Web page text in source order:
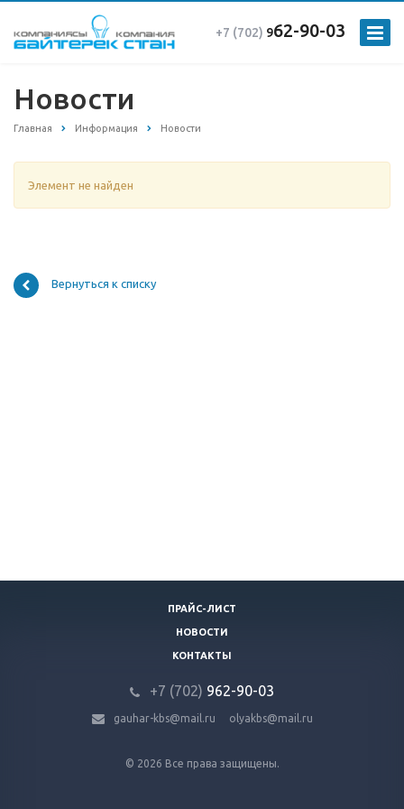
+7 (702) 962-90-03
Новости
Главная Информация Новости
Элемент не найден
Вернуться к списку
ПРАЙС-ЛИСТ
НОВОСТИ
КОНТАКТЫ
+7 (702) 962-90-03
gauhar-kbs@mail.ru olyakbs@mail.ru
© 2026 Все права защищены.